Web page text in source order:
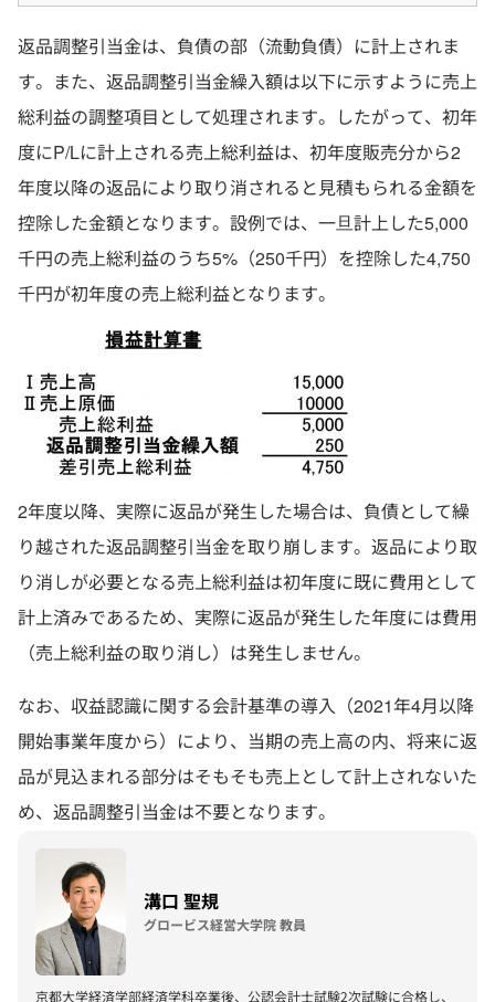
返品調整引当金は、負債の部（流動負債）に計上されま
す。また、返品調整引当金繰入額は以下に示すように売上
総利益の調整項目として処理されます。したがって、初年
度にP/Lに計上される売上総利益は、初年度販売分から2
年度以降の返品により取り消されると見積もられる金額を
控除した金額となります。設例では、一旦計上した5,000
千円の売上総利益のうち5%（250千円）を控除した4,750
千円が初年度の売上総利益となります。
2年度以降、実際に返品が発生した場合は、負債として繰
り越された返品調整引当金を取り崩します。返品により取
り消しが必要となる売上総利益は初年度に既に費用として
計上済みであるため、実際に返品が発生した年度には費用
（売上総利益の取り消し）は発生しません。
なお、収益認識に関する会計基準の導入（2021年4月以降
開始事業年度から）により、当期の売上高の内、将来に返
品が見込まれる部分はそもそも売上として計上されないた
め、返品調整引当金は不要となります。
溝口 聖規
グロービス経営大学院 教員
京都大学経済学部経済学科卒業後、公認会計士試験2次試験に合格し、